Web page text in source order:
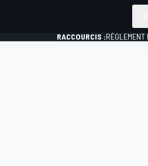
RACCOURCIS :RÈGLEMENT